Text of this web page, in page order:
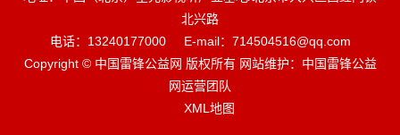
北兴路
电话：13240177000
E-mail：714504516@qq.com
Copyright © 中国雷锋公益网 版权所有 网站维护：中国雷锋公益
网运营团队
XML地图